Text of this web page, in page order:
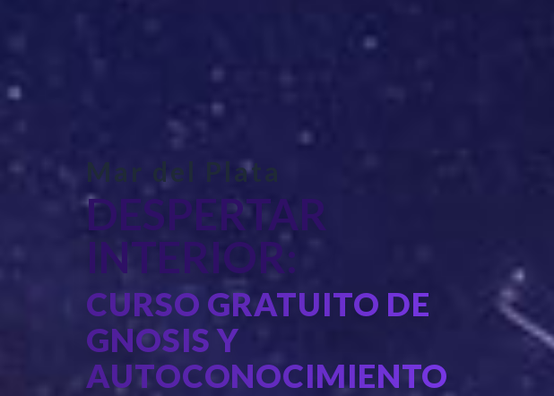
Mar del Plata
DESPERTAR
INTERIOR:
CURSO GRATUITO DE
GNOSIS Y
AUTOCONOCIMIENTO